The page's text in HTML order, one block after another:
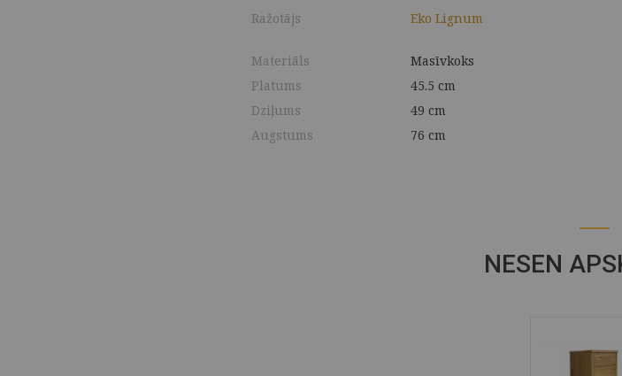
Ražotājs Eko Lignum
Materiāls
Masīvkoks
Platums
45.5 cm
Dziļums
49 cm
Augstums
76 cm
NESEN